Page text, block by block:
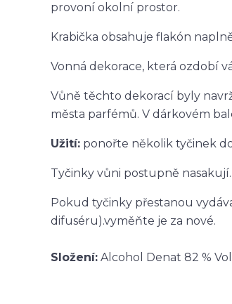
provoní okolní prostor.
Krabička obsahuje flakón
Vonná dekorace, která ozdobí
Vůně těchto dekorací byly
města parfémů. V dárkovém
Užití: ponořte několik tyčinek
Tyčinky vůni postupně nasakují.
Pokud tyčinky přestanou
difuséru).vyměňte je za nové.
Složení: Alcohol Denat 82 %